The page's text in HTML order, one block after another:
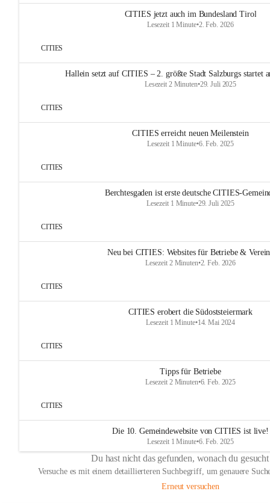
CITIES jetzt auch im Bundesland Tirol
Lesezeit 1 Minute•2. Feb. 2026
CITIES
Hallein setzt auf CITIES – 2. größte Stadt Salzburgs startet
Lesezeit 2 Minuten•29. Juli 2025
CITIES
CITIES erreicht neuen Meilenstein
Lesezeit 1 Minute•6. Feb. 2025
CITIES
Berchtesgaden ist erste deutsche CITIES-
Lesezeit 1 Minute•29. Juli 2025
CITIES
Neu bei CITIES: Websites für Betriebe &
Lesezeit 2 Minuten•2. Feb. 2026
CITIES
CITIES erobert die Südoststeiermark
Lesezeit 1 Minute•14. Mai 2024
CITIES
Tipps für Betriebe
Lesezeit 2 Minuten•6. Feb. 2025
CITIES
Die 10. Gemeindewebsite von CITIES ist live!
Lesezeit 1 Minute•6. Feb. 2025
Du hast nicht das gefunden, wonach du gesucht
Versuche es mit einem detaillierteren Suchbegriff, um genauere
Erneut versuchen